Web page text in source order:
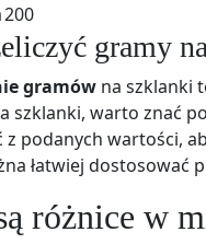
200
gramy
gramów na szklanki
szklanki, warto znać
z podanych wartości,
łatwiej dostosować
różnice w